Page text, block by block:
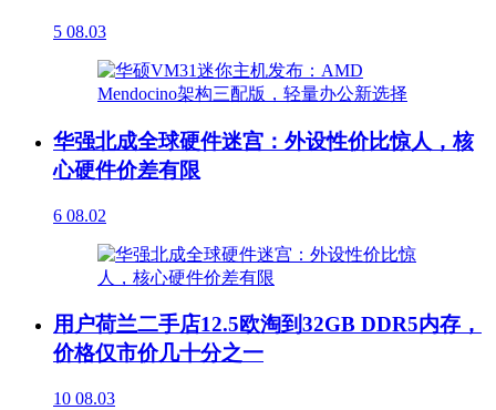
5 08.03
华强北成全球硬件迷宫：外设性价比惊人，核
心硬件价差有限
6 08.02
用户荷兰二手店12.5欧淘到32GB DDR5内存，
价格仅市价几十分之一
10 08.03